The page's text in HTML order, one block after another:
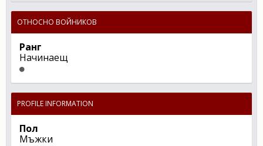
ОТНОСНО ВОЙНИКОВ
Ранг
Начинаещ
PROFILE INFORMATION
Пол
Мъжки